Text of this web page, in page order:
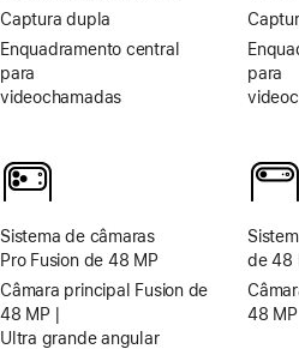
Captura dupla
Enquadramento central
para
videochamadas
Sistema de câmaras
Pro Fusion de 48 MP
Câmara principal Fusion de
48 MP |
Ultra grande angular
para
de 48
48 MP